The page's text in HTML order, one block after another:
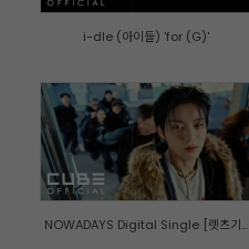
i-dle (아이들) 'for (G)'
NOWADAYS Digital Single [렛츠기...